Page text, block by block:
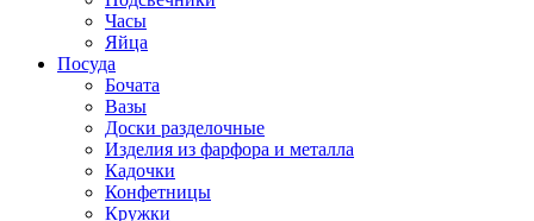
Часы
Яйца
Посуда
Бочата
Вазы
Доски разделочные
Изделия из фарфора и металла
Кадочки
Конфетницы
Кружки